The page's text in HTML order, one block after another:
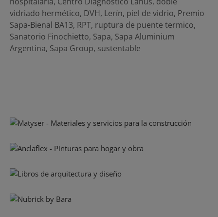
vidriado hermético, DVH, Lerín, piel de vidrio, Premio
Sapa-Bienal BA13, RPT, ruptura de puente termico,
Sanatorio Finochietto, Sapa, Sapa Aluminium
Argentina, Sapa Group, sustentable